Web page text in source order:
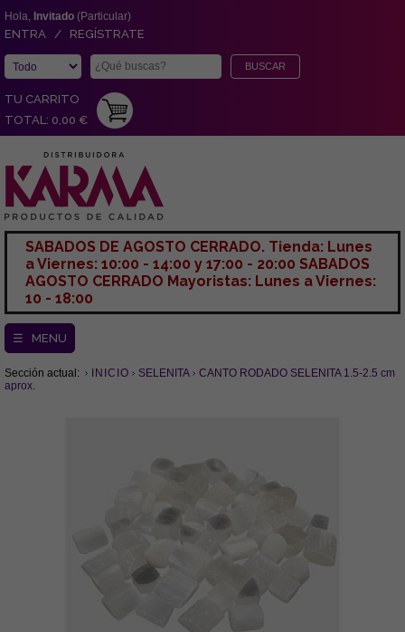
Hola, Invitado (Particular)
ENTRA / REGÍSTRATE
TU CARRITO
TOTAL: 0,00 €
SABADOS DE AGOSTO CERRADO. Tienda: Lunes
a Viernes: 10:00 - 14:00 y 17:00 - 20:00 SABADOS
AGOSTO CERRADO Mayoristas: Lunes a Viernes:
10 - 18:00
☰ MENU
Sección actual: INICIO SELENITA
CANTO RODADO SELENITA 1.5-2.5 cm
aprox.